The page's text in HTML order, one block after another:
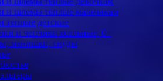
и шлемы теплые мальчикам
теплые детские
и чепчики ясельные, 0+
манишки, снуды